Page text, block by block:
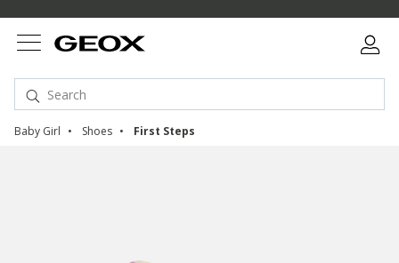
Baby Girl Shoes First Steps